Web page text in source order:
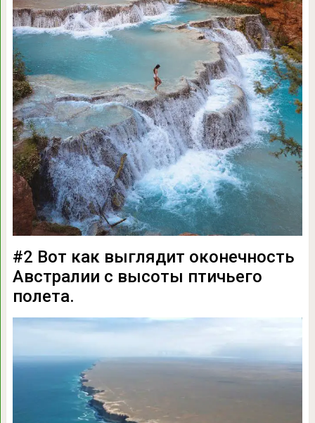
#2 Вот как выглядит оконечность
Австралии с высоты птичьего
полета.